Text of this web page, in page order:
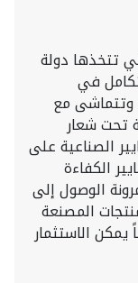
تتخذها دولة
في
وتتماشى مع
تحت شعار
الصناعية على
الكفاءة
الوصول إلى
المصنعة
وجود حوالي 300 منتجاً يمكن الاستثمار